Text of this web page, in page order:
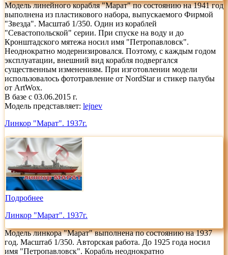
Модель линейного корабля "Марат" по состоянию на 1941 год
выполнена из пластикового набора, выпускаемого Фирмой
"Звезда". Масштаб 1/350. Один из кораблей
"Севастопольской" серии. При спуске на воду и до
Кронштадского мятежа носил имя "Петропавловск".
Неоднократно модернизировался. Поэтому, с каждым годом
эксплуатации, внешний вид корабля подвергался
существенным изменениям. При изготовлении модели
использовалось фототравление от NordStar и стикер палубы
от ArtWox.
В базе с 03.06.2015 г.
Модель представляет: lejnev
Линкор "Марат". 1937г.
Подробнее
Линкор "Марат". 1937г.
Модель линкора "Марат" выполнена по состоянию на 1937
год. Масштаб 1/350. Авторская работа. До 1925 года носил
имя "Петропавловск". Корабль неоднократно